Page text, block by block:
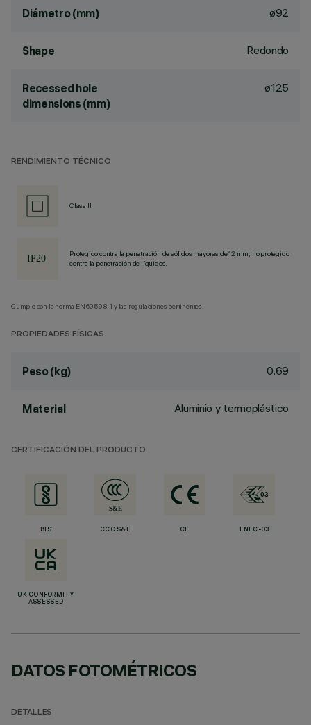
Diámetro (mm) ø92
Shape Redondo
Recessed hole
dimensions (mm)
ø125
RENDIMIENTO TÉCNICO
Class II
Protegido contra la penetración de sólidos mayores de 12 mm, no protegido
contra la penetración de líquidos.
Cumple con la norma EN60598-1 y las regulaciones pertinentes.
PROPIEDADES FÍSICAS
Peso (kg) 0.69
Material Aluminio y termoplástico
CERTIFICACIÓN DEL PRODUCTO
BIS CCC S&E CE ENEC-03
UK CONFORMITY
ASSESSED
DATOS FOTOMÉTRICOS
DETALLES